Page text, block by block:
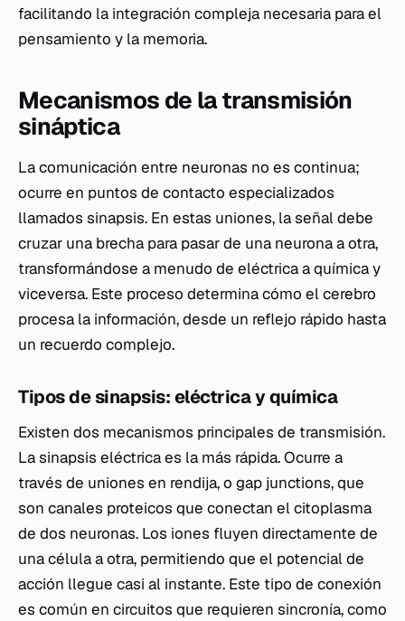
facilitando la integración compleja necesaria para el
pensamiento y la memoria.
Mecanismos de la transmisión
sináptica
La comunicación entre neuronas no es continua;
ocurre en puntos de contacto especializados
llamados sinapsis. En estas uniones, la señal debe
cruzar una brecha para pasar de una neurona a otra,
transformándose a menudo de eléctrica a química y
viceversa. Este proceso determina cómo el cerebro
procesa la información, desde un reflejo rápido hasta
un recuerdo complejo.
Tipos de sinapsis: eléctrica y química
Existen dos mecanismos principales de transmisión.
La sinapsis eléctrica es la más rápida. Ocurre a
través de uniones en rendija, o gap junctions, que
son canales proteicos que conectan el citoplasma
de dos neuronas. Los iones fluyen directamente de
una célula a otra, permitiendo que el potencial de
acción llegue casi al instante. Este tipo de conexión
es común en circuitos que requieren sincronía, como